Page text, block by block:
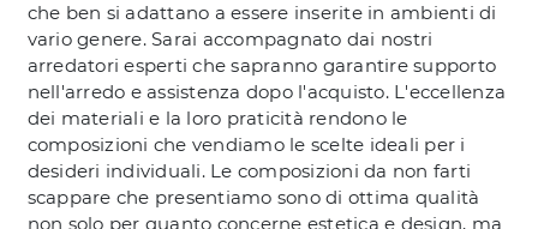
che ben si adattano a essere inserite in ambienti di
vario genere. Sarai accompagnato dai nostri
arredatori esperti che sapranno garantire supporto
nell'arredo e assistenza dopo l'acquisto. L'eccellenza
dei materiali e la loro praticità rendono le
composizioni che vendiamo le scelte ideali per i
desideri individuali. Le composizioni da non farti
scappare che presentiamo sono di ottima qualità
non solo per quanto concerne estetica e design, ma